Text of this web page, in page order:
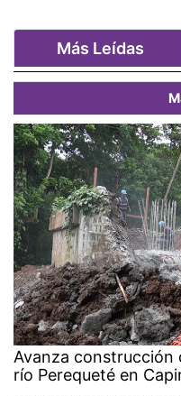
Más Leídas
Avanza construcción
río Perequeté en